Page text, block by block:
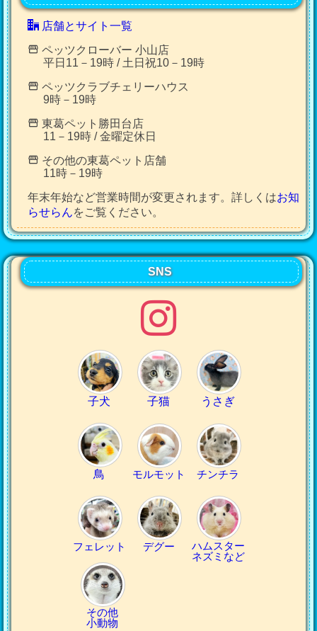
店舗とサイト一覧
ペッツクローバー 小山店
平日11－19時 / 土日祝10－19時
ペッツクラブチェリーハウス
9時－19時
東葛ペット勝田台店
11－19時 / 金曜定休日
その他の東葛ペット店舗
11時－19時
年末年始など営業時間が変更されます。詳しくはお知
らせらんをご覧ください。
SNS
子犬 子猫 うさぎ
鳥 モルモット チンチラ
フェレット デグー
ハムスター
ネズミなど
その他
小動物